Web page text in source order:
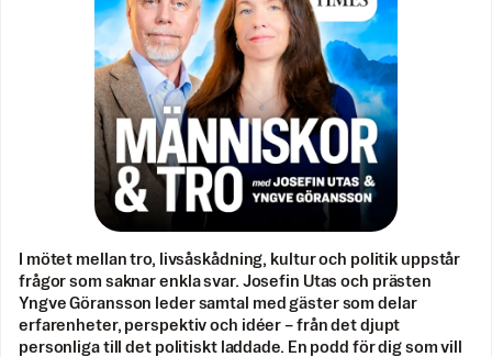
I mötet mellan tro, livsåskådning, kultur och politik uppstår
frågor som saknar enkla svar. Josefin Utas och prästen
Yngve Göransson leder samtal med gäster som delar
erfarenheter, perspektiv och idéer – från det djupt
personliga till det politiskt laddade. En podd för dig som vill